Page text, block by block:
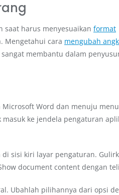
saat harus menyesuaikan format
Mengetahui cara mengubah
membantu dalam
Word dan menuju
ke jendela pengaturan
sisi kiri layar pengaturan.
document content dengan
Ubahlah pilihannya dari opsi